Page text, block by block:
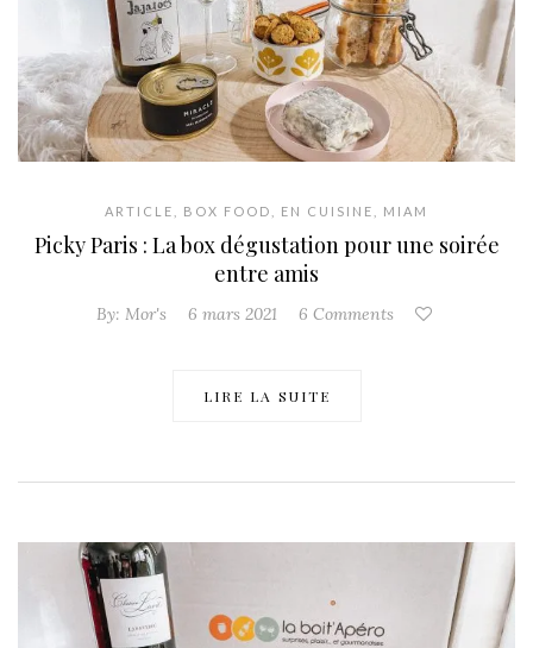
ARTICLE BOX FOOD EN CUISINE MIAM
Picky Paris : La box dégustation pour une soirée
entre amis
By: Mor's 6 mars 2021 6 Comments
LIRE LA SUITE